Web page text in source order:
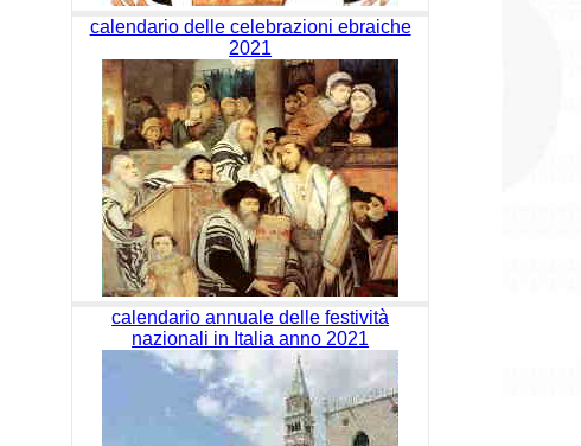
calendario delle celebrazioni ebraiche
2021
calendario annuale delle festività
nazionali in Italia anno 2021